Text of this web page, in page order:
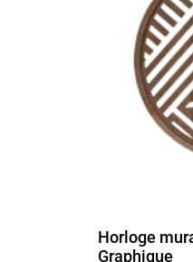
Horloge
Graphique